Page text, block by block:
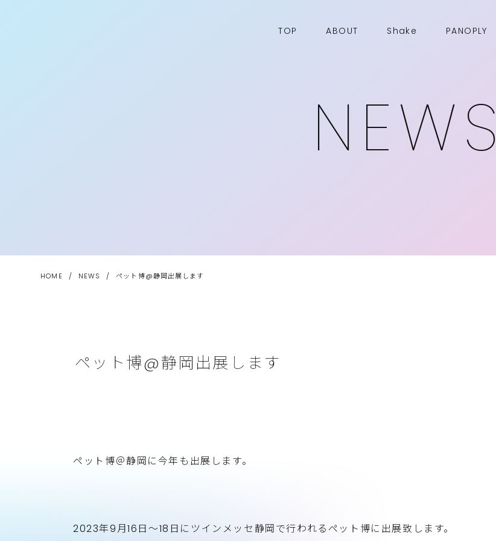
TOP ABOUT Shake PANOPLY
NEWS
HOME / NEWS / ペット博@静岡出展します
ペット博@静岡出展します
ペット博＠静岡に今年も出展します。
2023年9月16日～18日にツインメッセ静岡で行われるペット博に出展致します。